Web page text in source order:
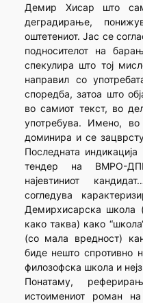
Демир Хисар што
деградирање,
оштетениот. Јас се
подносителот на
спекулира што тој
направил со
споредба, затоа што
во самиот текст, во
употребува. Имено, во
доминира и се
Последната
тендер на ВМРО-
најевтиниот
согледува
Демирхисарска школа
како таква) како
(со мала вредност)
биде нешто спротивно
филозофска школа и
Понатаму,
истоимениот роман